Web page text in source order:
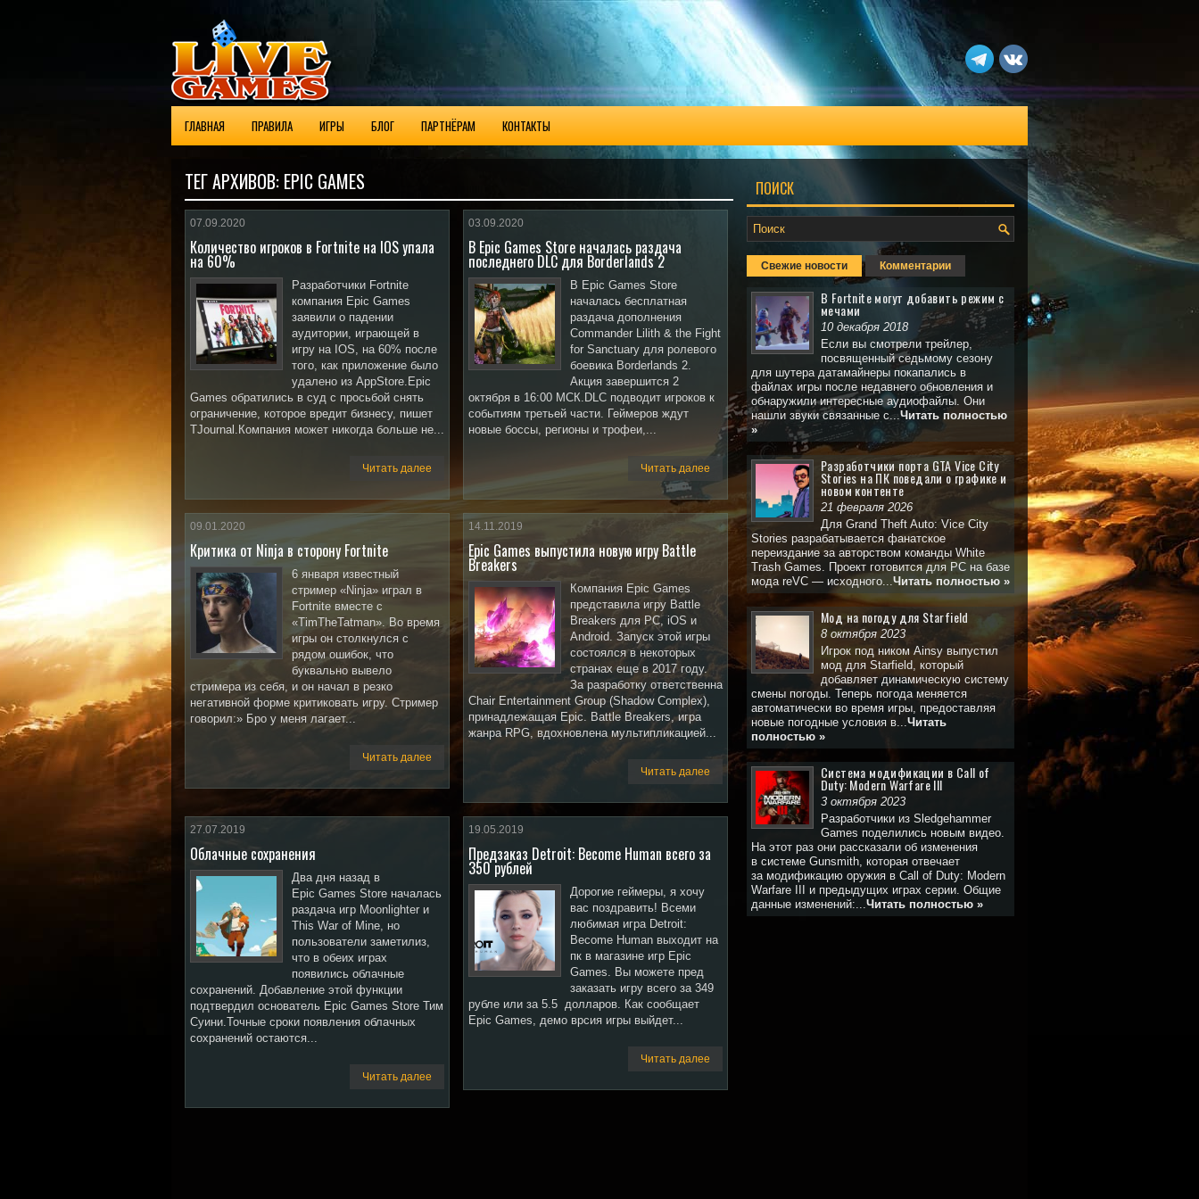
ГЛАВНАЯ ПРАВИЛА ИГРЫ БЛОГ ПАРТНЁРАМ КОНТАКТЫ
ТЕГ АРХИВОВ: EPIC GAMES
07.09.2020
Количество игроков в Fortnite на IOS упала
на 60%
Разработчики Fortnite
компания Epic Games
заявили о падении
аудитории, играющей в
игру на IOS, на 60% после
того, как приложение было
удалено из AppStore.Epic
Games обратились в суд с просьбой снять
ограничение, которое вредит бизнесу, пишет
TJournal.Компания может никогда больше не...
Читать далее
03.09.2020
В Epic Games Store началась раздача
последнего DLC для Borderlands 2
В Epic Games Store
началась бесплатная
раздача дополнения
Commander Lilith & the Fight
for Sanctuary для ролевого
боевика Borderlands 2.
Акция завершится 2
октября в 16:00 МСК.DLC подводит игроков к
событиям третьей части. Геймеров ждут
новые боссы, регионы и трофеи,...
Читать далее
09.01.2020
Критика от Ninja в сторону Fortnite
6 января известный
стример «Ninja» играл в
Fortnite вместе с
«TimTheTatman». Во время
игры он столкнулся с
рядом ошибок, что
буквально вывело
стримера из себя, и он начал в резко
негативной форме критиковать игру. Стример
говорил:» Бро у меня лагает...
Читать далее
14.11.2019
Epic Games выпустила новую игру Battle
Breakers
Компания Epic Games
представила игру Battle
Breakers для PC, iOS и
Android. Запуск этой игры
состоялся в некоторых
странах еще в 2017 году.
За разработку ответственна
Chair Entertainment Group (Shadow Complex),
принадлежащая Epic. Battle Breakers, игра
жанра RPG, вдохновлена мультипликацией...
Читать далее
27.07.2019
Облачные сохранения
Два дня назад в
Epic Games Store началась
раздача игр Moonlighter и
This War of Mine, но
пользователи заметилиз,
что в обеих играх
появились облачные
сохранений. Добавление этой функции
подтвердил основатель Epic Games Store Тим
Суини.Точные сроки появления облачных
сохранений остаются...
Читать далее
19.05.2019
Предзаказ Detroit: Become Human всего за
350 рублей
Дорогие геймеры, я хочу
вас поздравить! Всеми
любимая игра Detroit:
Become Human выходит на
пк в магазине игр Epic
Games. Вы можете пред
заказать игру всего за 349
рубле или за 5.5 долларов. Как сообщает
Epic Games, демо врсия игры выйдет...
Читать далее
ПОИСК
Свежие новости Комментарии
В Fortnite могут добавить режим с
мечами
10 декабря 2018
Если вы смотрели трейлер,
посвященный седьмому сезону
для шутера датамайнеры покапались в
файлах игры после недавнего обновления и
обнаружили интересные аудиофайлы. Они
нашли звуки связанные с...Читать полностью
»
Разработчики порта GTA Vice City
Stories на ПК поведали о графике и
новом контенте
21 февраля 2026
Для Grand Theft Auto: Vice City
Stories разрабатывается фанатское
переиздание за авторством команды White
Trash Games. Проект готовится для PC на базе
мода reVC — исходного...Читать полностью »
Мод на погоду для Starfield
8 октября 2023
Игрок под ником Ainsy выпустил
мод для Starfield, который
добавляет динамическую систему
смены погоды. Теперь погода меняется
автоматически во время игры, предоставляя
новые погодные условия в...Читать
полностью »
Система модификации в Call of
Duty: Modern Warfare III
3 октября 2023
Разработчики из Sledgehammer
Games поделились новым видео.
На этот раз они рассказали об изменения
в системе Gunsmith, которая отвечает
за модификацию оружия в Call of Duty: Modern
Warfare III и предыдущих играх серии. Общие
данные изменений:...Читать полностью »